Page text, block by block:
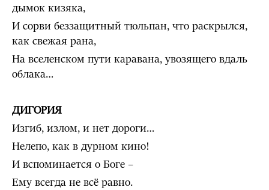
дымок кизяка,
И сорви беззащитный тюльпан, что раскрылся,
как свежая рана,
На вселенском пути каравана, увозящего вдаль
облака…
ДИГОРИЯ
Изгиб, излом, и нет дороги…
Нелепо, как в дурном кино!
И вспоминается о Боге –
Ему всегда не всё равно.